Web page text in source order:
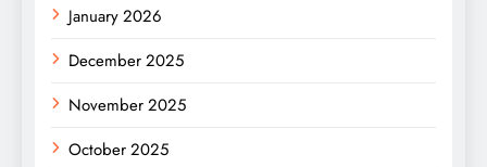
January 2026
December 2025
November 2025
October 2025